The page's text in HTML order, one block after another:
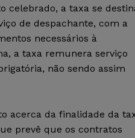
celebrado, a taxa se
de despachante, com a
necessários à
a taxa remunera serviço
não sendo assim
acerca da finalidade da
prevê que os contratos